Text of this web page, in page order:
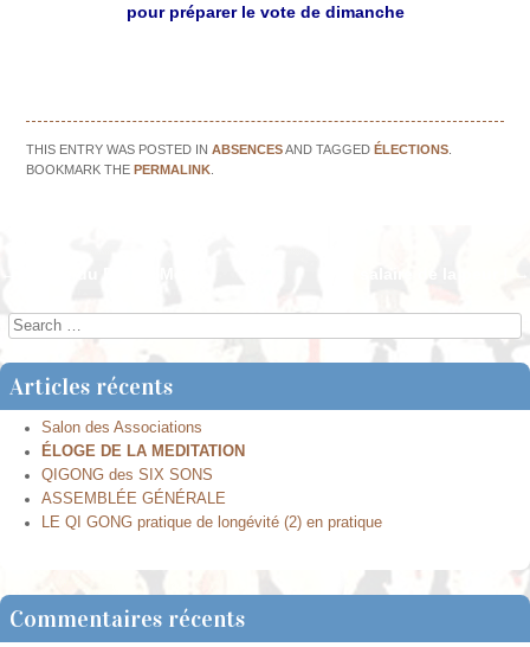
pour préparer le vote de dimanche
THIS ENTRY WAS POSTED INABSENCESAND TAGGED ÉLECTIONS
BOOKMARK THE PERMALINK
Post navigation
Search
Articles récents
Salon des Associations
ÉLOGE DE LA MEDITATION
QIGONG des SIX SONS
ASSEMBLÉE GÉNÉRALE
LE QI GONG pratique de longévité (2) en pratique
Commentaires récents